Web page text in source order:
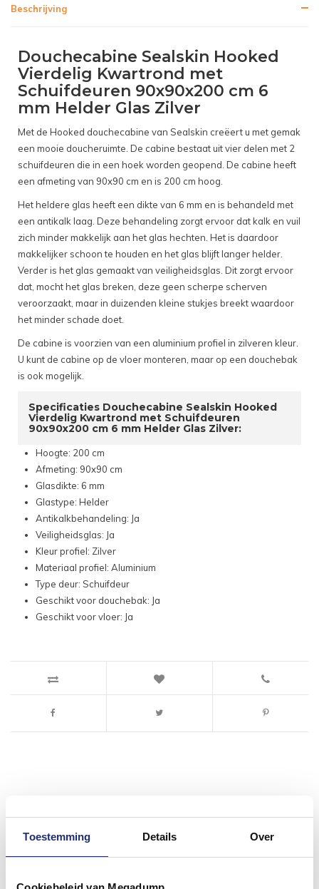
Toestemming Details Over
Beschrijving
Douchecabine Sealskin Hooked
Vierdelig Kwartrond met
Schuifdeuren 90x90x200 cm 6
mm Helder Glas Zilver
Met de Hooked douchecabine van Sealskin creëert u met gemak
een mooie doucheruimte. De cabine bestaat uit vier delen met 2
schuifdeuren die in een hoek worden geopend. De cabine heeft
een afmeting van 90x90 cm en is 200 cm hoog.
Het heldere glas heeft een dikte van 6 mm en is behandeld met
een antikalk laag. Deze behandeling zorgt ervoor dat kalk en vuil
zich minder makkelijk aan het glas hechten. Het is daardoor
makkelijker schoon te houden en het glas blijft langer helder.
Verder is het glas gemaakt van veiligheidsglas. Dit zorgt ervoor
dat, mocht het glas breken, deze geen scherpe scherven
veroorzaakt, maar in duizenden kleine stukjes breekt waardoor
het minder schade doet.
De cabine is voorzien van een aluminium profiel in zilveren kleur.
U kunt de cabine op de vloer monteren, maar op een douchebak
is ook mogelijk.
Specificaties Douchecabine Sealskin Hooked
Vierdelig Kwartrond met Schuifdeuren
90x90x200 cm 6 mm Helder Glas Zilver:
Hoogte: 200 cm
Afmeting: 90x90 cm
Glasdikte: 6 mm
Glastype: Helder
Antikalkbehandeling: Ja
Veiligheidsglas: Ja
Kleur profiel: Zilver
Materiaal profiel: Aluminium
Type deur: Schuifdeur
Geschikt voor douchebak: Ja
Geschikt voor vloer: Ja
#mijndroombadkamer
Wij geloven in de kracht van delen. Deel jouw
badkamer op Instagram met #mijndroombadkamer
en tag @megadumpnl. Samen bouwen we een
badkamerstijlen. Doe je mee?